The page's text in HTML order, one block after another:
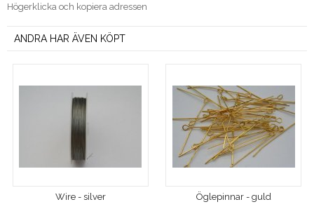
Högerklicka och kopiera adressen
ANDRA HAR ÄVEN KÖPT
Wire - silver Öglepinnar - guld